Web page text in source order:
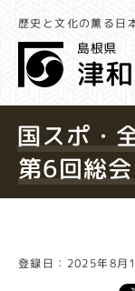
歴史と文化の薫る日
国スポ・
第6回総
登録日：2025年8月